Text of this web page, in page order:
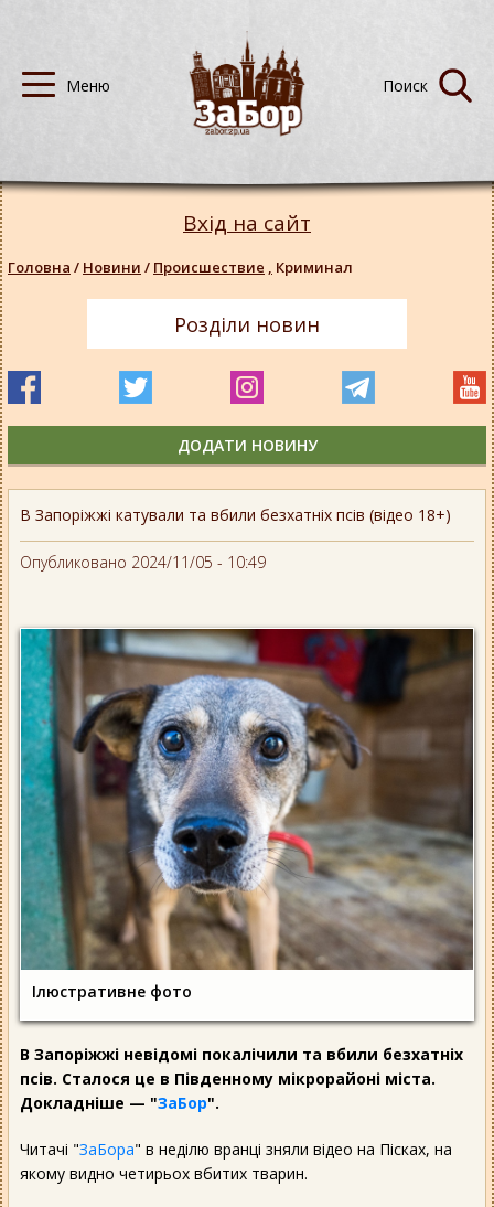
В Запоріжжі катували та вбили безхатніх псів (відео 18+)
Опубликовано 2024/11/05 - 10:49
Ілюстративне фото
В Запоріжжі невідомі покалічили та вбили безхатніх
псів. Сталося це в Південному мікрорайоні міста.
Докладніше — "ЗаБор".
Читачі "ЗаБора" в неділю вранці зняли відео на Пісках, на
якому видно четирьох вбитих тварин.
Вхід на сайт
Головна / Новини / Происшествие , Криминал
Розділи новин
ДОДАТИ НОВИНУ